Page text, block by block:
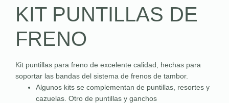
KIT PUNTILLAS DE
FRENO
Kit puntillas para freno de excelente calidad, hechas para
soportar las bandas del sistema de frenos de tambor.
Algunos kits se complementan de puntillas, resortes y
cazuelas. Otro de puntillas y ganchos